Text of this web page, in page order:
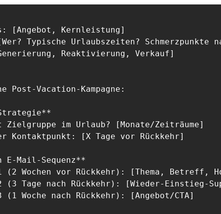
[Angebot, Kernleistung]
Typische Urlaubszeiten? Schmerzpunkte
Reaktivierung, Verkauf]
Post-Vacation-Kampagne:
Zielgruppe im Urlaub? [Monate/Zeiträume]
Kontaktpunkt: [X Tage vor Rückkehr]
Mail-Sequenz**
(2 Wochen vor Rückkehr): [Thema, Betreff,
(3 Tage nach Rückkehr): [Wieder-Einstieg-
(1 Woche nach Rückkehr): [Angebot/CTA]